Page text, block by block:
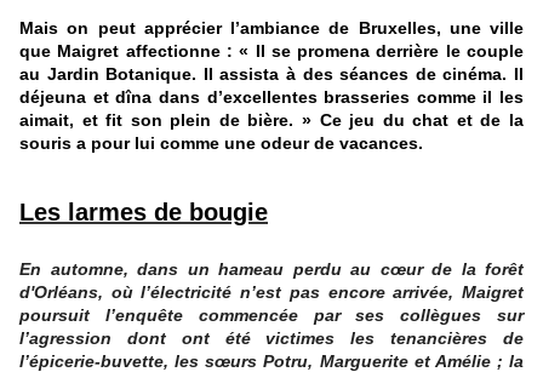
Mais on peut apprécier l’ambiance de Bruxelles, une ville
que Maigret affectionne : « Il se promena derrière le couple
au Jardin Botanique. Il assista à des séances de cinéma. Il
déjeuna et dîna dans d’excellentes brasseries comme il les
aimait, et fit son plein de bière. » Ce jeu du chat et de la
souris a pour lui comme une odeur de vacances.
Les larmes de bougie
En automne, dans un hameau perdu au cœur de la forêt
d'Orléans, où l’électricité n’est pas encore arrivée, Maigret
poursuit l’enquête commencée par ses collègues sur
l’agression dont ont été victimes les tenancières de
l’épicerie-buvette, les sœurs Potru, Marguerite et Amélie ; la